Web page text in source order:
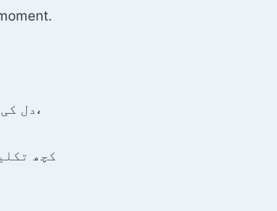
دل کی حالت کسی سے بیان نہیں ہوتی،
کچھ